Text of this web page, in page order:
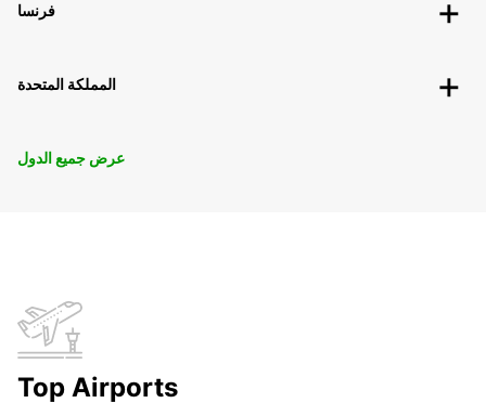
فرنسا
المملكة المتحدة
عرض جميع الدول
Top Airports